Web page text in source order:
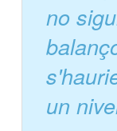
passa a ser
Espanya, la
abundant